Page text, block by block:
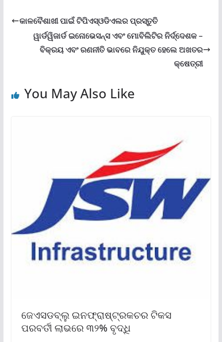
କାଳବୈଶାଖୀ ପାଇଁ ଟିପିଏସ୍ଓଡିଏଲର ପ୍ରସ୍ତୁତି
ୱାର୍ଡୱିଜାର୍ଡ ଇନୋଭେସନ୍ସ ଏବଂ ମୋବିଲିଟିର ନିର୍ଦ୍ଦେଶକ –
ବିକ୍ରୟ ଏବଂ ରଣନୀତି ଭାବରେ ନିଯୁକ୍ତ ହେଲେ ଅଖତର
କ୍ଷେତ୍ରୀ
You May Also Like
ଜେଏସଡବ୍ଲୁ ଇନଫ୍ରାଷ୍ଟ୍ରକଚର ଟିକସ
ପରବର୍ତୀ ଲାଭରେ ୩୨% ବୃଦ୍ଧି